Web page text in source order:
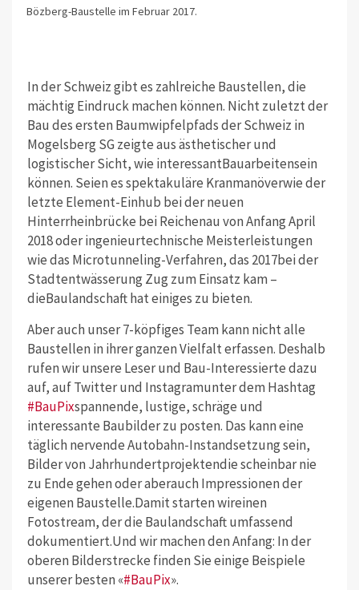
Bözberg-Baustelle im Februar 2017.
In der Schweiz gibt es zahlreiche Baustellen, die
mächtig Eindruck machen können. Nicht zuletzt der
Bau des ersten Baumwipfelpfads der Schweiz in
Mogelsberg SG zeigte aus ästhetischer und
logistischer Sicht, wie interessantBauarbeitensein
können. Seien es spektakuläre Kranmanöverwie der
letzte Element-Einhub bei der neuen
Hinterrheinbrücke bei Reichenau von Anfang April
2018 oder ingenieurtechnische Meisterleistungen
wie das Microtunneling-Verfahren, das 2017bei der
Stadtentwässerung Zug zum Einsatz kam –
dieBaulandschaft hat einiges zu bieten.
Aber auch unser 7-köpfiges Team kann nicht alle
Baustellen in ihrer ganzen Vielfalt erfassen. Deshalb
rufen wir unsere Leser und Bau-Interessierte dazu
auf, auf Twitter und Instagramunter dem Hashtag
#BauPixspannende, lustige, schräge und
interessante Baubilder zu posten. Das kann eine
täglich nervende Autobahn-Instandsetzung sein,
Bilder von Jahrhundertprojektendie scheinbar nie
zu Ende gehen oder aberauch Impressionen der
eigenen Baustelle.Damit starten wireinen
Fotostream, der die Baulandschaft umfassend
dokumentiert.Und wir machen den Anfang: In der
oberen Bilderstrecke finden Sie einige Beispiele
unserer besten «#BauPix».